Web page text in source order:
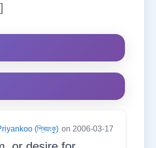
(প্ৰিয়ংকু) on 2006-03-17